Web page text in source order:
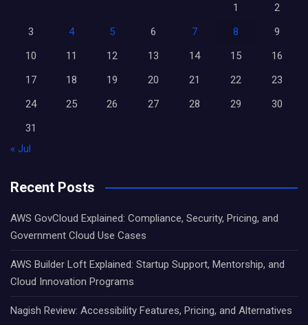
1
2
3
4 5 6 7 8
9
10
11 12 13 14 15
16
17
18 19 20 21 22
23
24
25 26 27 28 29
30
31
« Jul
Recent Posts
AWS GovCloud Explained: Compliance, Security, Pricing, and
Government Cloud Use Cases
AWS Builder Loft Explained: Startup Support, Mentorship, and
Cloud Innovation Programs
Nagish Review: Accessibility Features, Pricing, and Alternatives